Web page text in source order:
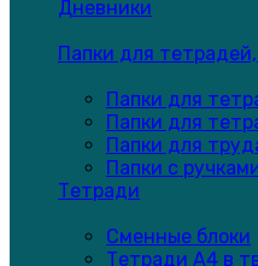
Дневники
Папки для
Папки для
Папки для
Папки для
Папки с
Тетради
Сменные блоки
Тетради А4 в